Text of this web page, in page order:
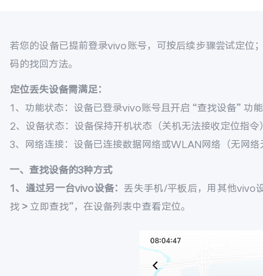
若您的设备已提前登录vivo账号，可按后续步骤尝试定位
码的找回方法。
定位丢失设备需满足：
1、功能状态：设备已登录vivo账号且开启 “查找设备” 功
2、设备状态：设备保持开机状态（关机无法接收定位指令
3、网络连接：设备已连接数据网络或WLAN网络（无网络
一、查找设备的3种方式
1、通过另一台vivo设备： 丢失手机/平板后，用其他vivo
找 > 立即查找”，在设备列表中查看定位。